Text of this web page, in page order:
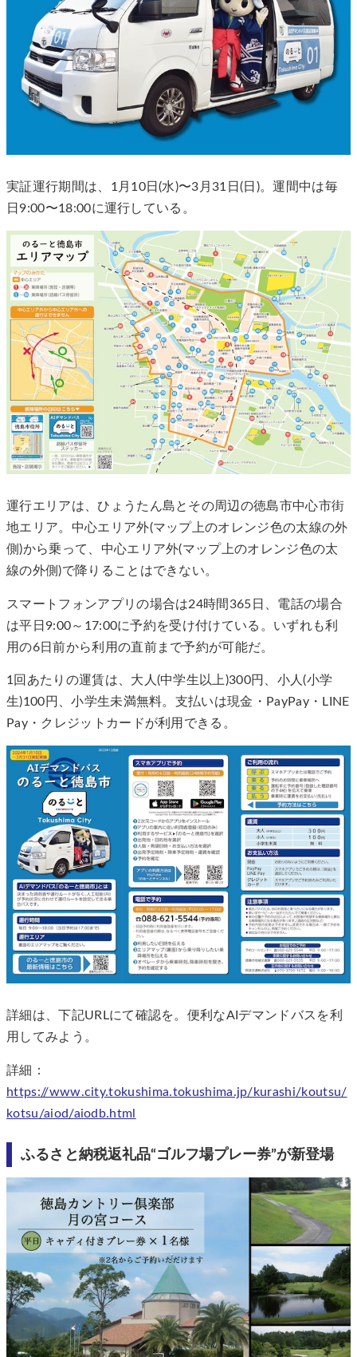
実証運行期間は、1月10日(水)〜3月31日(日)。運間中は毎
日9:00〜18:00に運行している。
運行エリアは、ひょうたん島とその周辺の徳島市中心市街
地エリア。中心エリア外(マップ上のオレンジ色の太線の外
側)から乗って、中心エリア外(マップ上のオレンジ色の太
線の外側)で降りることはできない。
スマートフォンアプリの場合は24時間365日、電話の場合
は平日9:00～17:00に予約を受け付けている。いずれも利
用の6日前から利用の直前まで予約が可能だ。
1回あたりの運賃は、大人(中学生以上)300円、小人(小学
生)100円、小学生未満無料。支払いは現金・PayPay・LINE
Pay・クレジットカードが利用できる。
詳細は、下記URLにて確認を。便利なAIデマンドバスを利
用してみよう。
詳細：
https://www.city.tokushima.tokushima.jp/kurashi/koutsu/
kotsu/aiod/aiodb.html
ふるさと納税返礼品“ゴルフ場プレー券”が新登場